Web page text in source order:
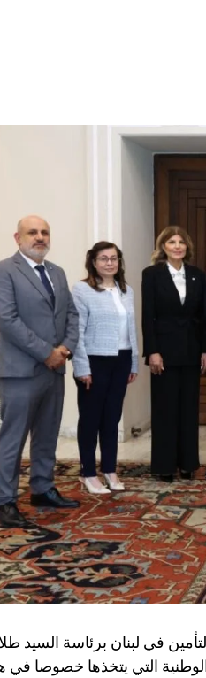
في لبنان برئاسة السيد
التي يتخذها خصوصا في